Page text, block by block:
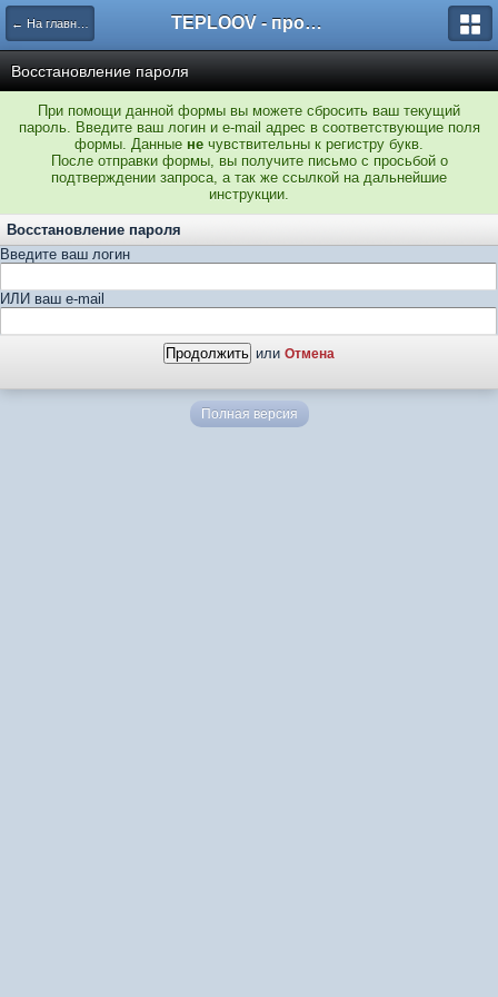
← На главную TEPLOOV - программный комплекс для расчёта систем отопления и вентиляции
Восстановление пароля
При помощи данной формы вы можете сбросить ваш текущий
пароль. Введите ваш логин и e-mail адрес в соответствующие поля
формы. Данные не чувствительны к регистру букв.
После отправки формы, вы получите письмо с просьбой о
подтверждении запроса, а так же ссылкой на дальнейшие
инструкции.
Восстановление пароля
Введите ваш логин
ИЛИ ваш e-mail
или Отмена
Полная версия